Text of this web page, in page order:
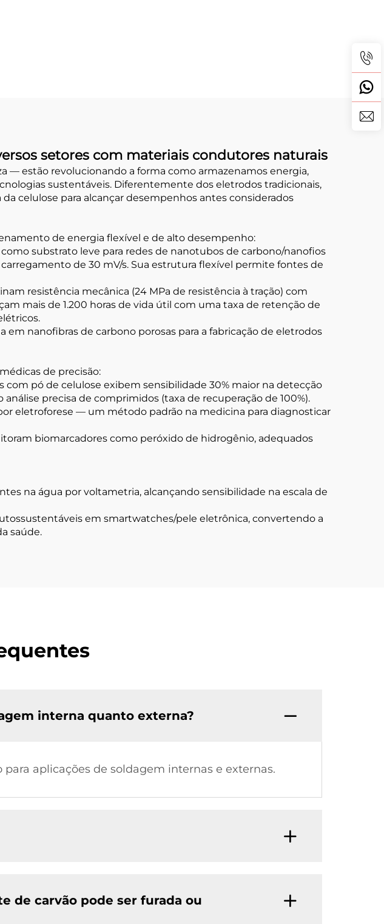
setores com materiais condutores naturais
estão revolucionando a forma como armazenamos energia,
sustentáveis. Diferentemente dos eletrodos tradicionais,
celulose para alcançar desempenhos antes considerados
de energia flexível e de alto desempenho:
substrato leve para redes de nanotubos de carbono/nanofios
de 30 mV/s. Sua estrutura flexível permite fontes de
resistência mecânica (24 MPa de resistência à tração) com
mais de 1.200 horas de vida útil com uma taxa de retenção de
nanofibras de carbono porosas para a fabricação de eletrodos
de precisão:
pó de celulose exibem sensibilidade 30% maior na detecção
precisa de comprimidos (taxa de recuperação de 100%).
eletroforese — um método padrão na medicina para diagnosticar
biomarcadores como peróxido de hidrogênio, adequados
na água por voltametria, alcançando sensibilidade na escala de
em smartwatches/pele eletrônica, convertendo a
saúde.
interna quanto externa?
aplicações de soldagem internas e externas.
de carvão pode ser furada ou